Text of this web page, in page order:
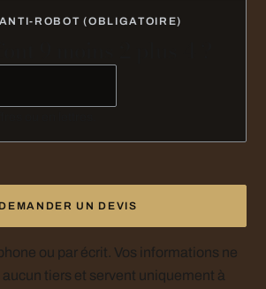
ROBOT (OBLIGATOIRE)
DEMANDER UN DEVIS
ou par écrit. Vos informations ne
à